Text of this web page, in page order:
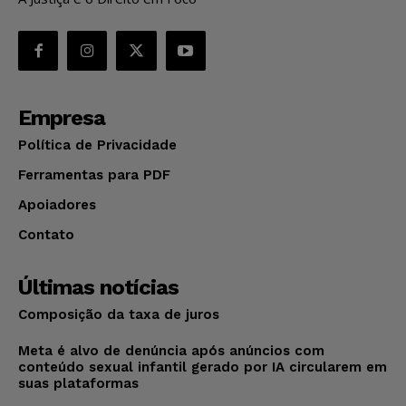
Empresa
Política de Privacidade
Ferramentas para PDF
Apoiadores
Contato
Últimas notícias
Composição da taxa de juros
Meta é alvo de denúncia após anúncios com
conteúdo sexual infantil gerado por IA circularem em
suas plataformas